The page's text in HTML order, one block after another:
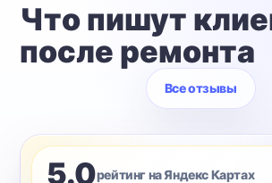
Что пишут
после ремонта
Все отзывы
5.0рейтинг на Яндекс Картах